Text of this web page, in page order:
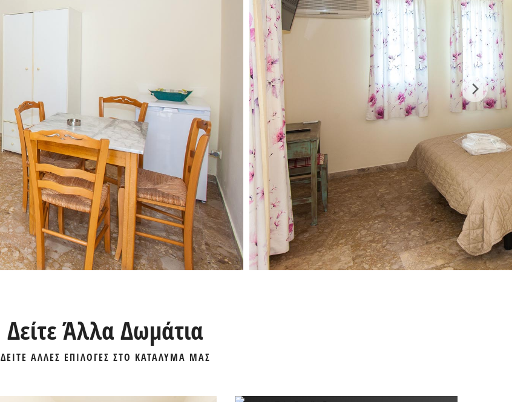
Δείτε Άλλα Δωμάτια
ΔΕΙΤΕ ΑΛΛΕΣ ΕΠΙΛΟΓΕΣ ΣΤΟ ΚΑΤΑΛΥΜΑ ΜΑΣ